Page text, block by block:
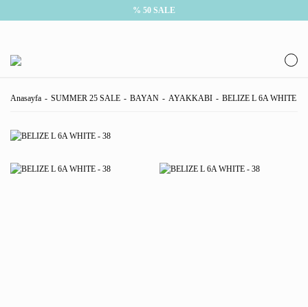
% 50 SALE
Anasayfa SUMMER 25 SALE BAYAN AYAKKABI BELIZE L 6A WHITE -